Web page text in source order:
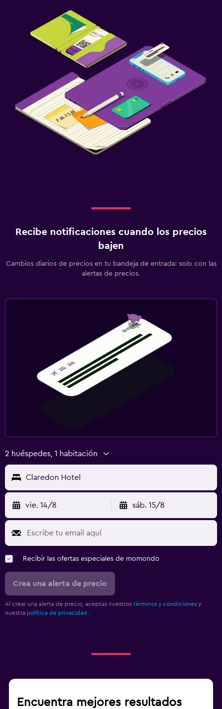
Recibe notificaciones cuando los precios
bajen
Cambios diarios de precios en tu bandeja de entrada: solo con las
alertas de precios.
2 huéspedes, 1 habitación
Claredon Hotel
vie. 14/8 sáb. 15/8
Recibir las ofertas especiales de momondo
Crea una alerta de precio
Al crear una alerta de precio, aceptas nuestros términos y condiciones y
nuestra política de privacidad.
Encuentra mejores resultados